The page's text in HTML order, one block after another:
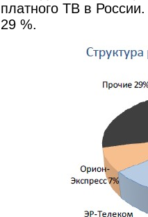
платного ТВ в
29 %.